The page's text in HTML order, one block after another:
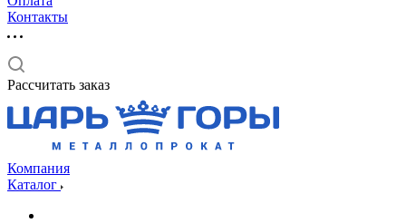
Контакты
Рассчитать заказ
Компания
Каталог